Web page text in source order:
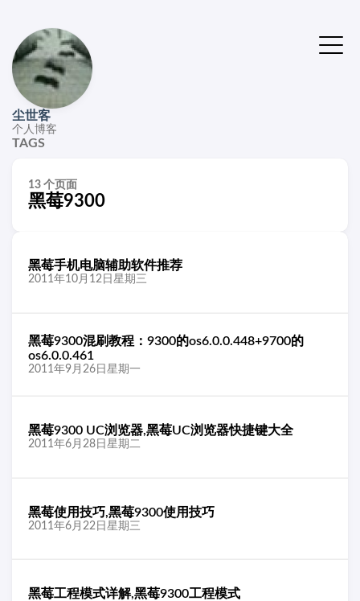
尘世客
个人博客
TAGS
13 个页面
黑莓9300
黑莓手机电脑辅助软件推荐
2011年10月12日星期三
黑莓9300混刷教程：9300的os6.0.0.448+9700的
os6.0.0.461
2011年9月26日星期一
黑莓9300 UC浏览器,黑莓UC浏览器快捷键大全
2011年6月28日星期二
黑莓使用技巧,黑莓9300使用技巧
2011年6月22日星期三
黑莓工程模式详解,黑莓9300工程模式